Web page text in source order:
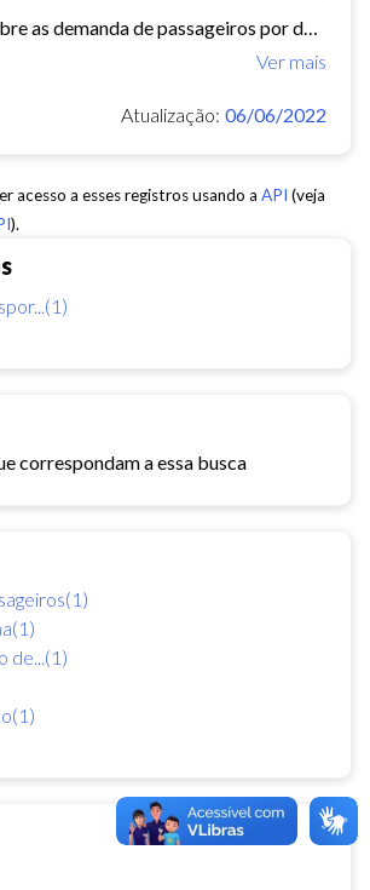
correspondam a essa busca
de...(1)
Ver mais
Atualização: 06/06/2022
acesso a esses registros usando a API (veja
).